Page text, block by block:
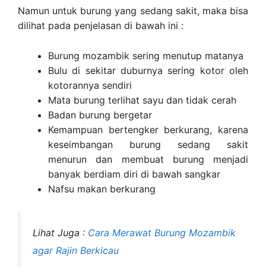
Namun untuk burung yang sedang sakit, maka bisa
dilihat pada penjelasan di bawah ini :
Burung mozambik sering menutup matanya
Bulu di sekitar duburnya sering kotor oleh
kotorannya sendiri
Mata burung terlihat sayu dan tidak cerah
Badan burung bergetar
Kemampuan bertengker berkurang, karena
keseimbangan burung sedang sakit
menurun dan membuat burung menjadi
banyak berdiam diri di bawah sangkar
Nafsu makan berkurang
Lihat Juga : Cara Merawat Burung Mozambik
agar Rajin Berkicau